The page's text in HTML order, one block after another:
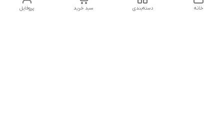
پروفایل سبد خرید دسته‌بندی خانه